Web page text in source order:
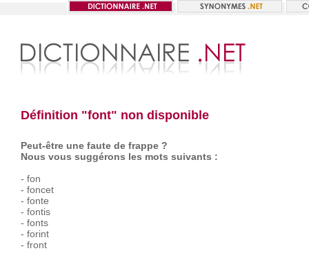
Définition "font" non disponible
Peut-être une faute de frappe ?
Nous vous suggérons les mots suivants :
- fon
- foncet
- fonte
- fontis
- fonts
- forint
- front